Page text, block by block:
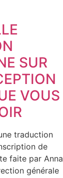
SUR
VOUS
traduction
de
faite par Anna
générale